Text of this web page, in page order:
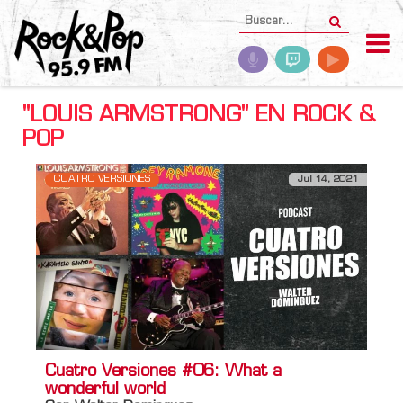
"LOUIS ARMSTRONG" EN ROCK &
POP
CUATRO VERSIONES Jul 14, 2021
Cuatro Versiones #06: What a
wonderful world